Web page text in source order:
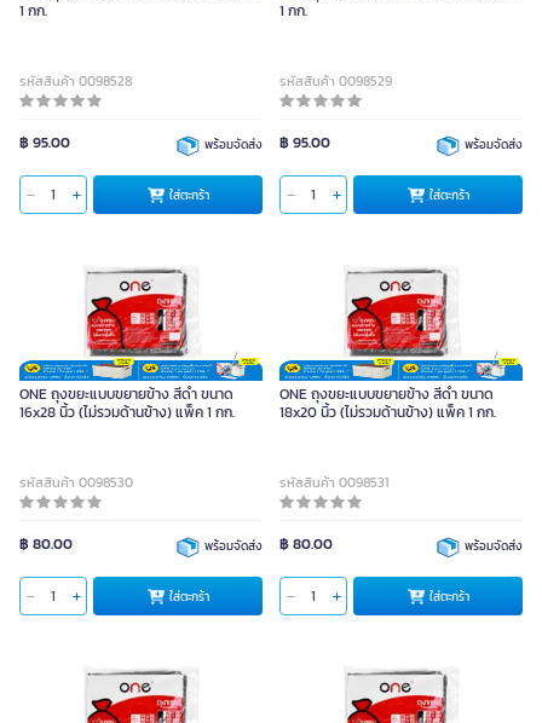
1 กก.
รหัสสินค้า 0098528
฿ 95.00 พร้อมจัดส่ง
ใส่ตะกร้า
1 กก.
รหัสสินค้า 0098529
฿ 95.00 พร้อมจัดส่ง
ใส่ตะกร้า
ONE ถุงขยะแบบขยายข้าง สีดำ ขนาด
16x28 นิ้ว (ไม่รวมด้านข้าง) แพ็ค 1 กก.
รหัสสินค้า 0098530
฿ 80.00 พร้อมจัดส่ง
ใส่ตะกร้า
ONE ถุงขยะแบบขยายข้าง สีดำ ขนาด
18x20 นิ้ว (ไม่รวมด้านข้าง) แพ็ค 1 กก.
รหัสสินค้า 0098531
฿ 80.00 พร้อมจัดส่ง
ใส่ตะกร้า